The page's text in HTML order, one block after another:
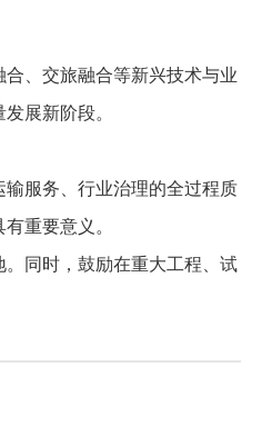
、交旅融合等新兴技术与业
展新阶段。
服务、行业治理的全过程质
重要意义。
同时，鼓励在重大工程、试